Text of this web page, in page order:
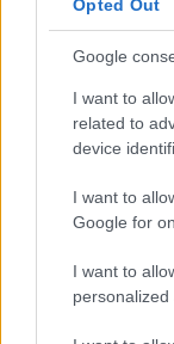
Opted Out
Google
I want to
related to
device
I want to
Google for
I want to
personalized
possible
médicaments
sont réunis pour
emploie 130 000
« Il faut garder
Renaissance
(AFP). Il
sur l’opportunité
vente en ligne de